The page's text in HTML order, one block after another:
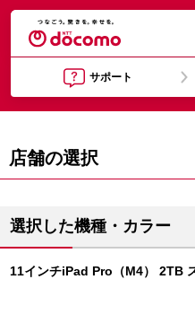
サポート
店舗の選択
選択した機種・カラー
11インチiPad Pro（M4） 2TB